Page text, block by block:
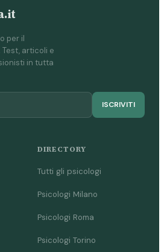
per il
articoli e
in tutta
ISCRIVITI
DIRECTORY
Tutti gli psicologi
Psicologi Milano
Psicologi Roma
Psicologi Torino